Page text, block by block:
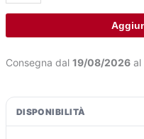
quantità
Consegna dal 19/08/2026al
DISPONIBILITÀ